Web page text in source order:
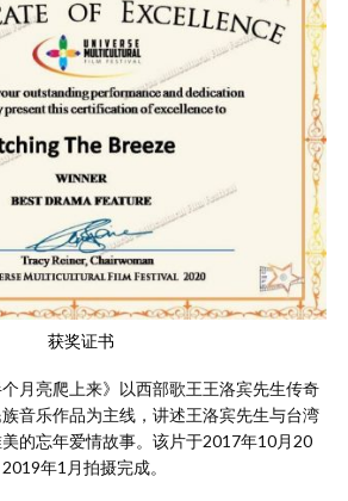
获奖证书
月亮爬上来》以西部歌王王洛宾先生传奇
音乐作品为主线，讲述王洛宾先生与台湾
的忘年爱情故事。该片于2017年10月20
年1月拍摄完成。